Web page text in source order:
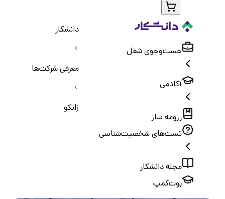
جست‌و‌جوی شغل
آکادمی
رزومه ساز
تست‌های شخصیت‌شناسی
مجله دانشکار
بوت‌کمپ
دانشکار
معرفی شرکت‌ها
زانکو